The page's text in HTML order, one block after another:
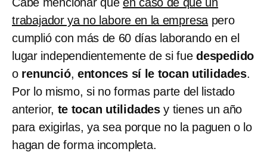
trabajador ya no labore en la empresa pero
cumplió con más de 60 días laborando en el
lugar independientemente de si fue despedido
o renunció, entonces sí le tocan utilidades.
Por lo mismo, si no formas parte del listado
anterior, te tocan utilidades y tienes un año
para exigirlas, ya sea porque no la paguen o lo
hagan de forma incompleta.